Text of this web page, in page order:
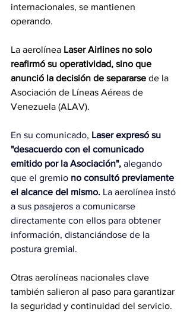
internacionales, se mantienen
operando.
La aerolínea Laser Airlines no solo
reafirmó su operatividad, sino que
anunció la decisión de separarse de la
Asociación de Líneas Aéreas de
Venezuela (ALAV).
En su comunicado, Laser expresó su
"desacuerdo con el comunicado
emitido por la Asociación", alegando
que el gremio no consultó previamente
el alcance del mismo. La aerolínea instó
a sus pasajeros a comunicarse
directamente con ellos para obtener
información, distanciándose de la
postura gremial.
Otras aerolíneas nacionales clave
también salieron al paso para garantizar
la seguridad y continuidad del servicio.